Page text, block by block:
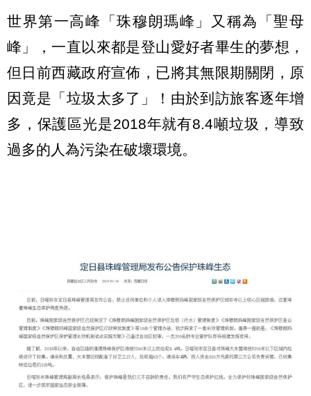
世界第一高峰「珠穆朗瑪峰」又稱為「聖母
峰」，一直以來都是登山愛好者畢生的夢想，
但日前西藏政府宣佈，已將其無限期關閉，原
因竟是「垃圾太多了」！由於到訪旅客逐年增
多，保護區光是2018年就有8.4噸垃圾，導致
過多的人為污染在破壞環境。